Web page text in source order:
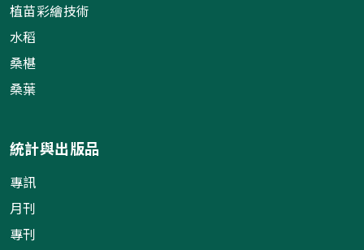
植苗彩繪技術
水稻
桑椹
桑葉
統計與出版品
專訊
月刊
專刊